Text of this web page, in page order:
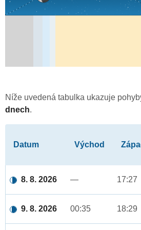
Níže uvedená tabulka ukazuje
dnech.
Datum Východ
8. 8. 2026 — 17:27
9. 8. 2026 00:35 18:29